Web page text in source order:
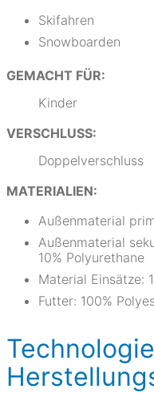
Skifahren
Snowboarden
GEMACHT FÜR:
Kinder
VERSCHLUSS:
Doppelverschluss
MATERIALIEN:
Außenmaterial
Außenmaterial
10% Polyurethane
Material Einsätze:
Futter: 100%